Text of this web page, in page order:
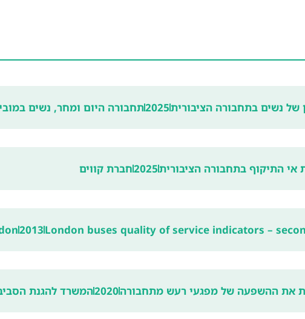
נשים בתחבורה הציבורית2025תחבורה היום ומחר, נשים
התיקוף בתחבורה הציבורית2025חברת קווים
London buses quality of service indicators –
2013
את ההשפעה של מפגעי רעש מתחבורה2020המשרד להגנת